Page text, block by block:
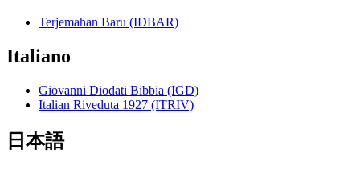
Terjemahan Baru (IDBAR)
Italiano
Giovanni Diodati Bibbia (IGD)
Italian Riveduta 1927 (ITRIV)
日本語